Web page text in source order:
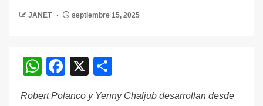
JANET septiembre 15, 2025
WhatsApp
Facebook
X
Robert Polanco y Yenny Chaljub desarrollan desde